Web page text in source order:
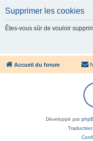
Supprimer les cookies
Êtes-vous sûr de vouloir
Accueil du forum
Développé par